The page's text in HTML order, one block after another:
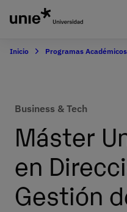
principal
Inicio Programas Académicos
Business & Tech
Máster
en
Gestión